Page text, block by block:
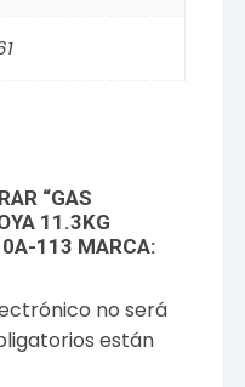
“GAS
11.3KG
113 MARCA:
no será
están